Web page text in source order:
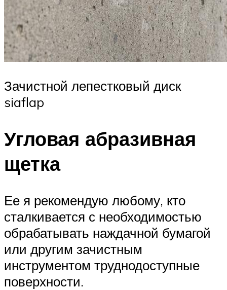
Зачистной лепестковый диск
siaflap
Угловая абразивная
щетка
Ее я рекомендую любому, кто
сталкивается с необходимостью
обрабатывать наждачной бумагой
или другим зачистным
инструментом труднодоступные
поверхности.